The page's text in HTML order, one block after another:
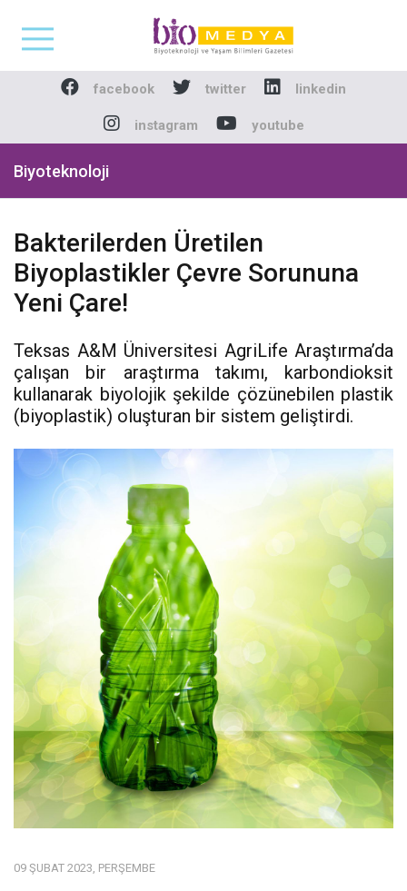
Biomedya -
facebook twitter linkedin
instagram youtube
Biyoteknoloji
Bakterilerden Üretilen
Biyoplastikler Çevre Sorununa
Yeni Çare!
Teksas A&M Üniversitesi AgriLife Araştırma’da
çalışan bir araştırma takımı, karbondioksit
kullanarak biyolojik şekilde çözünebilen plastik
(biyoplastik) oluşturan bir sistem geliştirdi.
09 ŞUBAT 2023, PERŞEMBE